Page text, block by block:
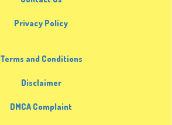
Privacy Policy
Terms and Conditions
Disclaimer
DMCA Complaint